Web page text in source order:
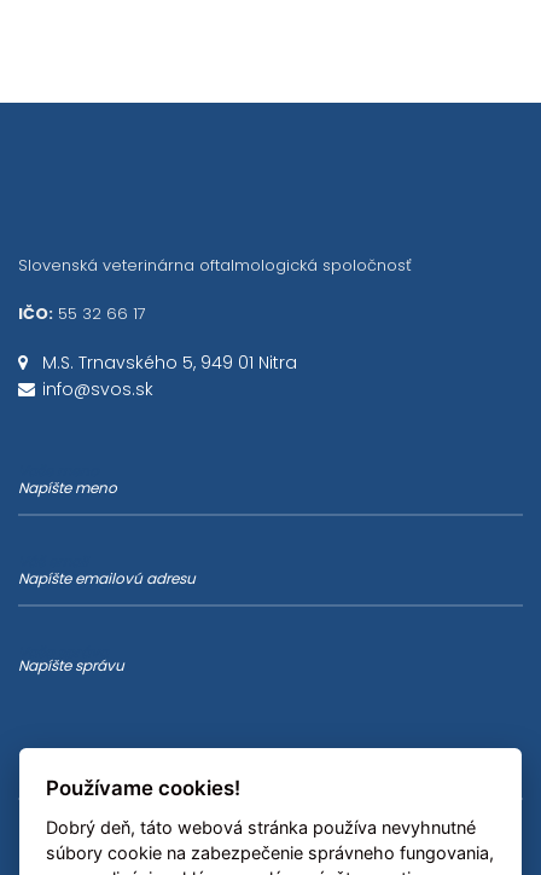
Slovenská veterinárna oftalmologická spoločnosť
IČO: 55 32 66 17
M.S. Trnavského 5, 949 01 Nitra
info@svos.sk
ODOSLAŤ
Používame cookies!
Dobrý deň, táto webová stránka používa nevyhnutné
súbory cookie na zabezpečenie správneho fungovania,